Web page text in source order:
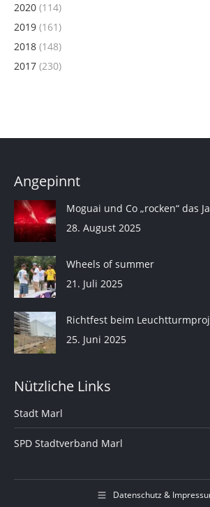
2020 (114)
2019 (161)
2018 (148)
2017 (230)
Angepinnt
Moguai und Co „rocken“ das
28. August 2025
Wheels of summer
21. Juli 2025
Richtfest beim
25. Juni 2025
Nützliche Links
Stadt Marl
SPD Stadtverband Marl
Datenschutz &